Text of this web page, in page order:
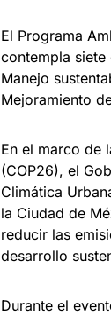
El Programa
contempla
Manejo
Mejoramiento
En el marco de
(COP26), el
Climática
la Ciudad de
reducir las
desarrollo
Durante el